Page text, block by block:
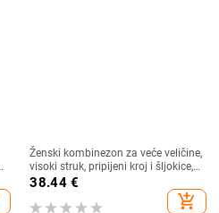
Ženski kombinezon za veće veličine,
visoki struk, pripijeni kroj i šljokice,
dostupan
38.44€
add_shopping_cart